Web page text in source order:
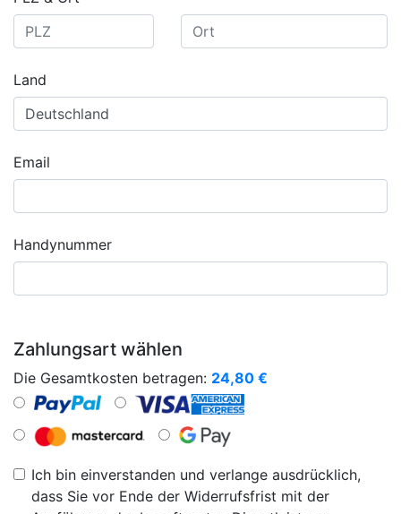
Land
Email
Handynummer
Zahlungsart wählen
Die Gesamtkosten betragen: 24,80 €
Ich bin einverstanden und verlange ausdrücklich,
dass Sie vor Ende der Widerrufsfrist mit der